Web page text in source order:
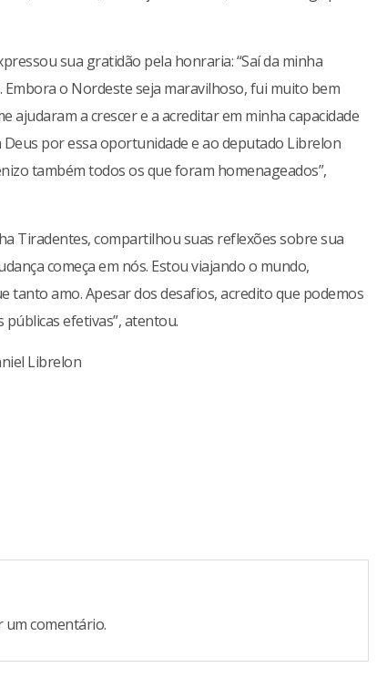
sua gratidão pela honraria: “Saí da minha
Embora o Nordeste seja maravilhoso, fui muito bem
ajudaram a crescer e a acreditar em minha capacidade
por essa oportunidade e ao deputado Librelon
também todos os que foram homenageados”,
Tiradentes, compartilhou suas reflexões sobre sua
começa em nós. Estou viajando o mundo,
tanto amo. Apesar dos desafios, acredito que podemos
efetivas”, atentou.
Librelon
um comentário.